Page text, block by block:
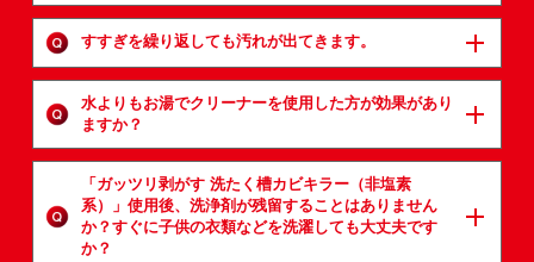
すすぎを繰り返しても汚れが出てきます。
水よりもお湯でクリーナーを使用した方が効果があり
ますか？
「ガッツリ剥がす 洗たく槽カビキラー（非塩素
系）」使用後、洗浄剤が残留することはありません
か？ すぐに子供の衣類などを洗濯しても大丈夫です
か？